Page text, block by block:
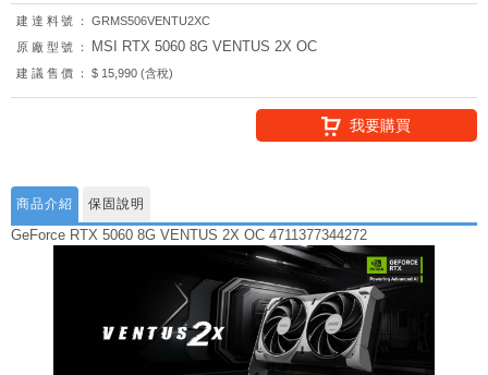
建達料號：
GRMS506VENTU2XC
原廠型號：
MSI RTX 5060 8G VENTUS 2X OC
建議售價： $ 15,990 (含稅)
我要購買
商品介紹 保固說明
GeForce RTX 5060 8G VENTUS 2X OC 4711377344272